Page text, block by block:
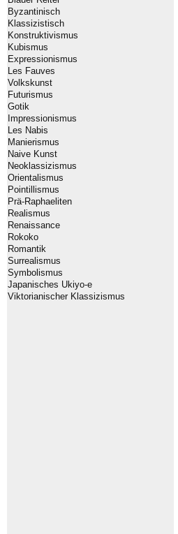
Byzantinisch
Klassizistisch
Konstruktivismus
Kubismus
Expressionismus
Les Fauves
Volkskunst
Futurismus
Gotik
Impressionismus
Les Nabis
Manierismus
Naive Kunst
Neoklassizismus
Orientalismus
Pointillismus
Prä-Raphaeliten
Realismus
Renaissance
Rokoko
Romantik
Surrealismus
Symbolismus
Japanisches Ukiyo-e
Viktorianischer Klassizismus